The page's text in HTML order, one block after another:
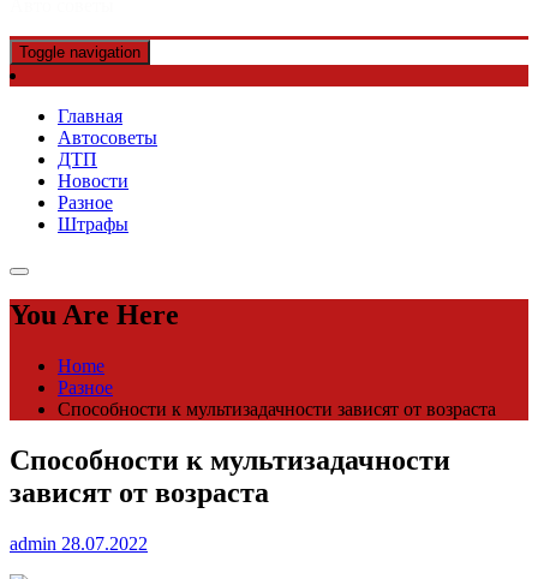
Toggle navigation
Главная
Автосоветы
ДТП
Новости
Разное
Штрафы
You Are Here
Home
Разное
Способности к мультизадачности зависят от возраста
Способности к мультизадачности
зависят от возраста
admin 28.07.2022